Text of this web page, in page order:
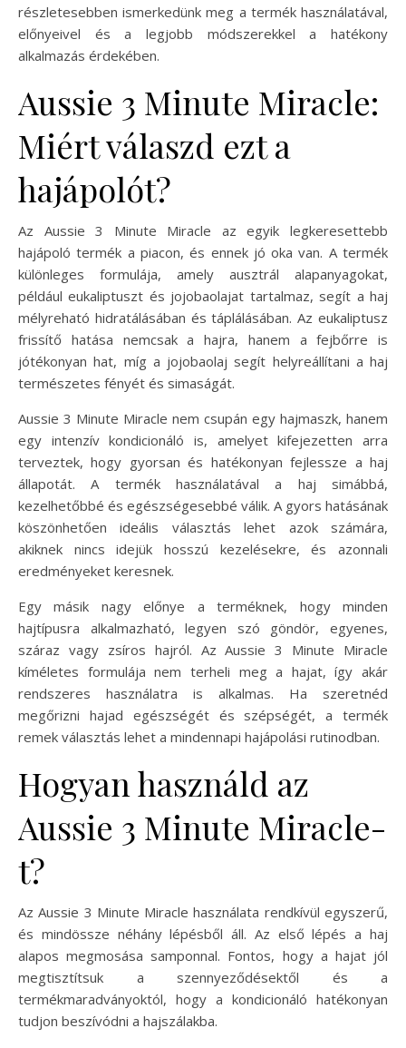
részletesebben ismerkedünk meg a termék használatával,
előnyeivel és a legjobb módszerekkel a hatékony
alkalmazás érdekében.
Aussie 3 Minute Miracle:
Miért válaszd ezt a
hajápolót?
Az Aussie 3 Minute Miracle az egyik legkeresettebb
hajápoló termék a piacon, és ennek jó oka van. A termék
különleges formulája, amely ausztrál alapanyagokat,
például eukaliptuszt és jojobaolajat tartalmaz, segít a haj
mélyreható hidratálásában és táplálásában. Az eukaliptusz
frissítő hatása nemcsak a hajra, hanem a fejbőrre is
jótékonyan hat, míg a jojobaolaj segít helyreállítani a haj
természetes fényét és simaságát.
Aussie 3 Minute Miracle nem csupán egy hajmaszk, hanem
egy intenzív kondicionáló is, amelyet kifejezetten arra
terveztek, hogy gyorsan és hatékonyan fejlessze a haj
állapotát. A termék használatával a haj simábbá,
kezelhetőbbé és egészségesebbé válik. A gyors hatásának
köszönhetően ideális választás lehet azok számára,
akiknek nincs idejük hosszú kezelésekre, és azonnali
eredményeket keresnek.
Egy másik nagy előnye a terméknek, hogy minden
hajtípusra alkalmazható, legyen szó göndör, egyenes,
száraz vagy zsíros hajról. Az Aussie 3 Minute Miracle
kíméletes formulája nem terheli meg a hajat, így akár
rendszeres használatra is alkalmas. Ha szeretnéd
megőrizni hajad egészségét és szépségét, a termék
remek választás lehet a mindennapi hajápolási rutinodban.
Hogyan használd az
Aussie 3 Minute Miracle-
t?
Az Aussie 3 Minute Miracle használata rendkívül egyszerű,
és mindössze néhány lépésből áll. Az első lépés a haj
alapos megmosása samponnal. Fontos, hogy a hajat jól
megtisztítsuk a szennyeződésektől és a
termékmaradványoktól, hogy a kondicionáló hatékonyan
tudjon beszívódni a hajszálakba.